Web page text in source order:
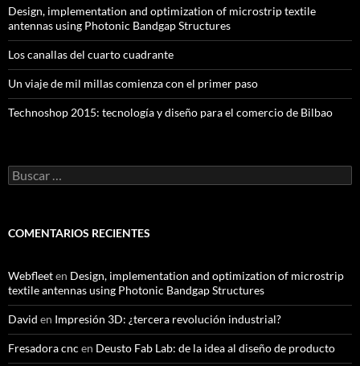
Design, implementation and optimization of microstrip textile
antennas using Photonic Bandgap Structures
Los canallas del cuarto cuadrante
Un viaje de mil millas comienza con el primer paso
Technoshop 2015: tecnología y diseño para el comercio de Bilbao
Buscar:
COMENTARIOS RECIENTES
Webfleeten Design, implementation and optimization of microstrip
textile antennas using Photonic Bandgap Structures
David en Impresión 3D: ¿tercera revolución industrial?
Fresadora cnc en Deusto Fab Lab: de la idea al diseño de producto